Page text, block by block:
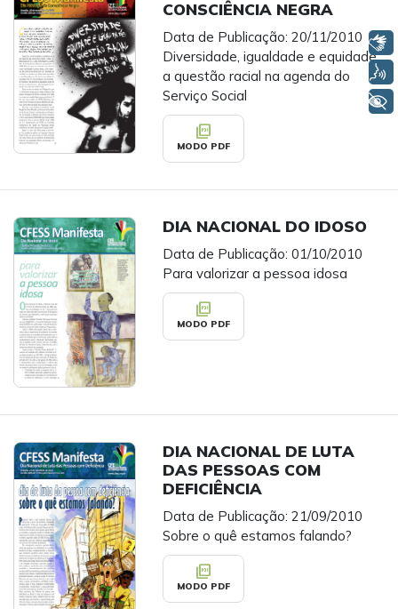
CONSCIÊNCIA NEGRA
Data de Publicação: 20/11/2010
Diversidade, igualdade e equidade:
a questão racial na agenda do
Serviço Social
picture_as_pdf
MODO PDF
DIA NACIONAL DO IDOSO
Data de Publicação: 01/10/2010
Para valorizar a pessoa idosa
picture_as_pdf
MODO PDF
DIA NACIONAL DE LUTA
DAS PESSOAS COM
DEFICIÊNCIA
Data de Publicação: 21/09/2010
Sobre o quê estamos falando?
picture_as_pdf
MODO PDF
Libras
Voz
+ Acessibilidade